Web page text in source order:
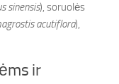
sinensis), soruolės
acutiflora),
ir